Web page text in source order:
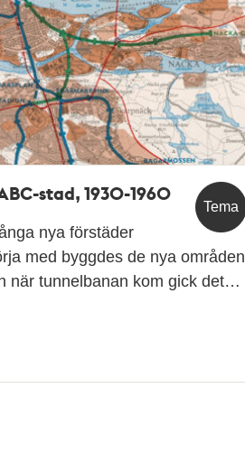
Tema
stad, 1930-1960
nya förstäder
med byggdes de nya områden
när tunnelbanan kom gick det…